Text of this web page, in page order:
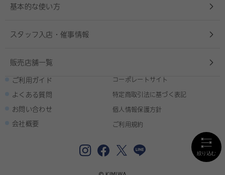
基本的な使い方
スタッフ入店・催事情報
販売店舗一覧
ご利用ガイド
よくある質問
お問い合わせ
会社概要
コーポレートサイト
特定商取引法に基づく表記
個人情報保護方針
ご利用規約